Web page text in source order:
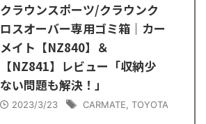
クラウンスポーツ/クラウンク
ロスオーバー専用ゴミ箱｜カー
メイト【NZ840】＆
【NZ841】レビュー「収納少
ない問題も解決！」
2023/3/23 CARMATE, TOYOTA